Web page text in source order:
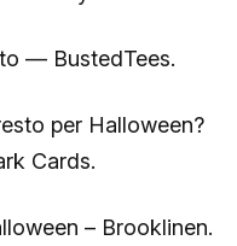
— BustedTees.
per Halloween?
Cards.
– Brooklinen.